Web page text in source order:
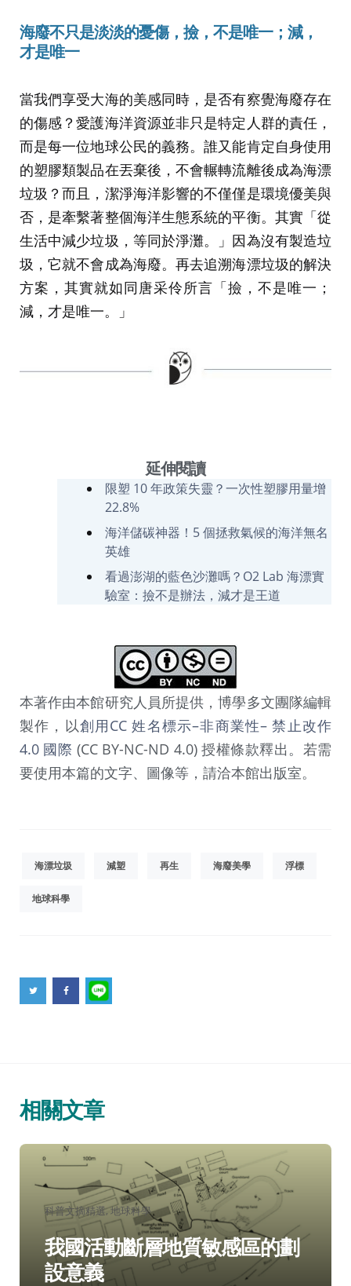
海廢不只是淡淡的憂傷，撿，不是唯一；減，
才是唯一
當我們享受大海的美感同時，是否有察覺海廢存在
的傷感？愛護海洋資源並非只是特定人群的責任，
而是每一位地球公民的義務。誰又能肯定自身使用
的塑膠類製品在丟棄後，不會輾轉流離後成為海漂
垃圾？而且，潔淨海洋影響的不僅僅是環境優美與
否，是牽繫著整個海洋生態系統的平衡。其實「從
生活中減少垃圾，等同於淨灘。」因為沒有製造垃
圾，它就不會成為海廢。再去追溯海漂垃圾的解決
方案，其實就如同唐采伶所言「撿，不是唯一；
減，才是唯一。」
延伸閱讀
限塑 10 年政策失靈？一次性塑膠用量增
22.8%
海洋儲碳神器！5 個拯救氣候的海洋無名
英雄
看過澎湖的藍色沙灘嗎？O2 Lab 海漂實
驗室：撿不是辦法，減才是王道
本著作由本館研究人員所提供，博學多文團隊編輯
製作，以創用CC 姓名標示–非商業性– 禁止改作
4.0 國際 (CC BY-NC-ND 4.0) 授權條款釋出。若需
要使用本篇的文字、圖像等，請洽本館出版室。
海漂垃圾 減塑 再生 海廢美學 浮標
地球科學
相關文章
分
類：
科普文摘精選 地球科學
我國活動斷層地質敏感區的劃
設意義